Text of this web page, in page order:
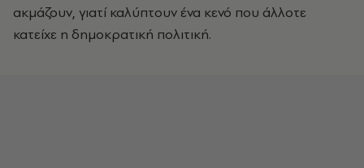
ακμάζουν, γιατί καλύπτουν ένα κενό που άλλοτε
κατείχε η δημοκρατική πολιτική.